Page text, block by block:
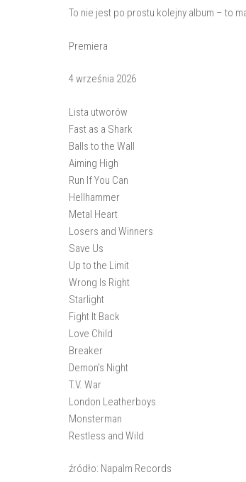
To nie jest po prostu kolejny album – to
Premiera
4 września 2026
Lista utworów
Fast as a Shark
Balls to the Wall
Aiming High
Run If You Can
Hellhammer
Metal Heart
Losers and Winners
Save Us
Up to the Limit
Wrong Is Right
Starlight
Fight It Back
Love Child
Breaker
Demon's Night
T.V. War
London Leatherboys
Monsterman
Restless and Wild
źródło: Napalm Records